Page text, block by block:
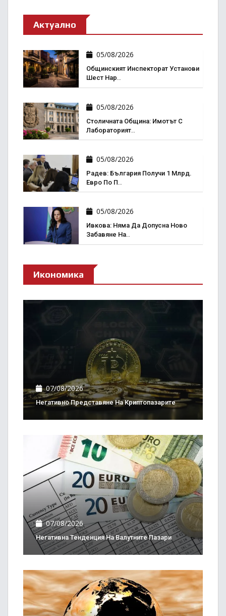
Актуално
05/08/2026
Общинският Инспекторат Установи
Шест Нар..
05/08/2026
Столичната Община: Имотът С
Лабораторият..
05/08/2026
Радев: България Получи 1 Млрд.
Евро По П..
05/08/2026
Ивкова: Няма Да Допусна Ново
Забавяне На..
Икономика
07/08/2026
Негативно Представяне На Криптопазарите
07/08/2026
Негативна Тенденция На Валутните Пазари